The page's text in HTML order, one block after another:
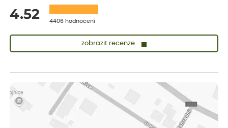
4.52 4406 hodnocení
zobrazit recenze
Měla jsem pouze 1objednavku a zatím jsem spokojená se
sazenicemi
Miroslava
ověřený nákup